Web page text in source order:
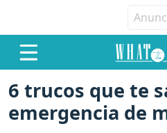
6 trucos que te
emergencia de